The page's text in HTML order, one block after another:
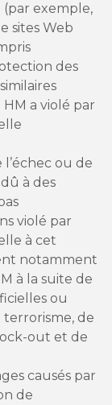
exemple,
sites Web
des
a violé par
l’échec ou de
à des
violé par
à cet
notamment
à la suite de
ou
terrorisme, de
out et de
causés par
de